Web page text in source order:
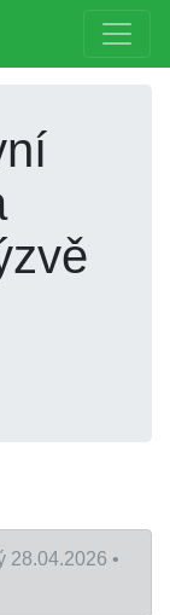
28.04.2026 •